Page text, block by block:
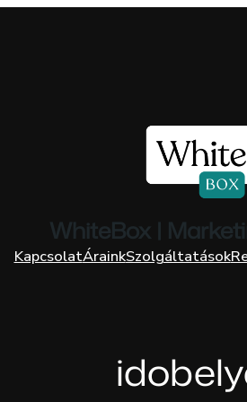
WhiteBox |
KapcsolatÁrainkSzolgáltatások